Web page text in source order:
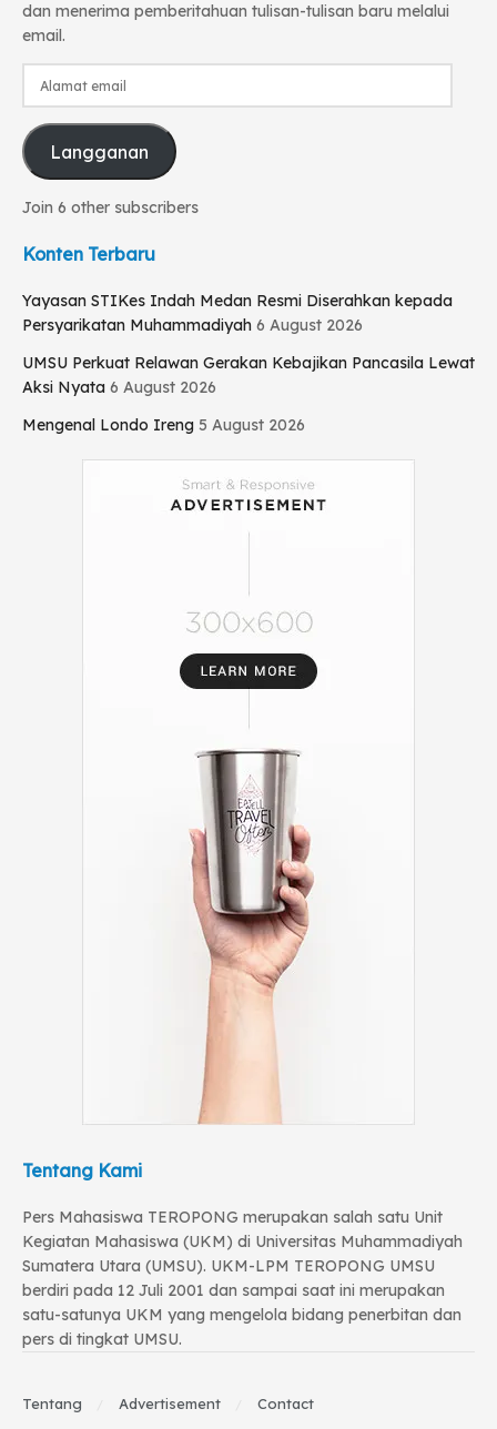
dan menerima pemberitahuan tulisan-tulisan baru melalui
email.
Langganan
Join 6 other subscribers
Konten Terbaru
Yayasan STIKes Indah Medan Resmi Diserahkan kepada
Persyarikatan Muhammadiyah 6 August 2026
UMSU Perkuat Relawan Gerakan Kebajikan Pancasila Lewat
Aksi Nyata 6 August 2026
Mengenal Londo Ireng 5 August 2026
Tentang Kami
Pers Mahasiswa TEROPONG merupakan salah satu Unit
Kegiatan Mahasiswa (UKM) di Universitas Muhammadiyah
Sumatera Utara (UMSU). UKM-LPM TEROPONG UMSU
berdiri pada 12 Juli 2001 dan sampai saat ini merupakan
satu-satunya UKM yang mengelola bidang penerbitan dan
pers di tingkat UMSU.
Tentang Advertisement Contact